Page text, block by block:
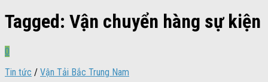
Tagged: Vận chuyển hàng sự kiện
0
Tin tức / Vận Tải Bắc Trung Nam